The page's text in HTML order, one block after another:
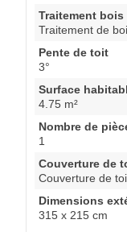
Traitement bois
Traitement de
Pente de toit
3°
Surface
4.75 m²
Nombre de
1
Couverture de
Couverture de
Dimensions
315 x 215 cm